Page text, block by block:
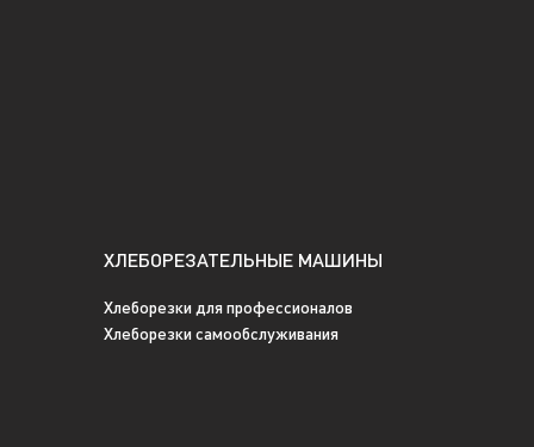
ХЛЕБОРЕЗАТЕЛЬНЫЕ МАШИНЫ
Хлеборезки для профессионалов
Хлеборезки самообслуживания